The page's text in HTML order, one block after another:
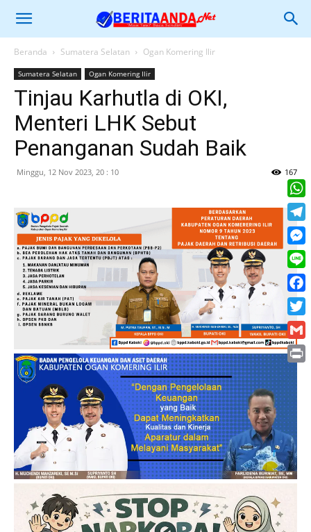
Beranda Sumatera Selatan Ogan Komering Ilir
Sumatera Selatan Ogan Komering Ilir
Tinjau Karhutla di OKI,
Menteri LHK Sebut
Penanganan Sudah Baik
Minggu, 12 Nov 2023, 20 : 10 167
Line
Print